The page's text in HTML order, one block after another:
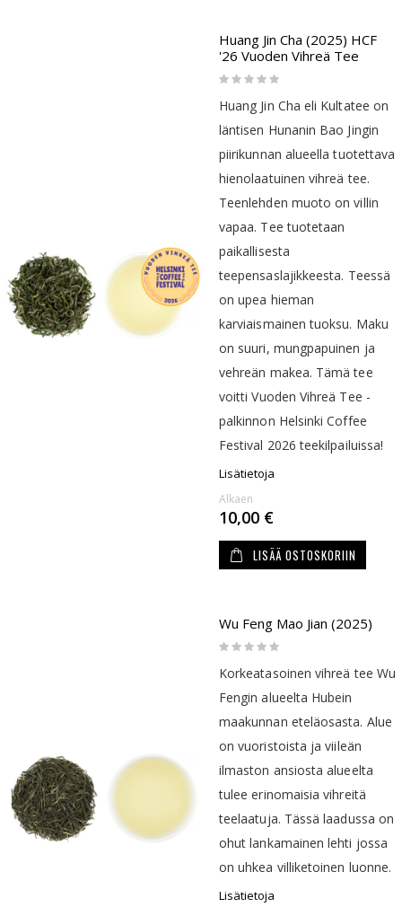
Huang Jin Cha (2025) HCF
'26 Vuoden Vihreä Tee
Rating:
0%
Huang Jin Cha eli Kultatee on
läntisen Hunanin Bao Jingin
piirikunnan alueella tuotettava
hienolaatuinen vihreä tee.
Teenlehden muoto on villin
vapaa. Tee tuotetaan
paikallisesta
teepensaslajikkeesta. Teessä
on upea hieman
karviaismainen tuoksu. Maku
on suuri, mungpapuinen ja
vehreän makea. Tämä tee
voitti Vuoden Vihreä Tee -
palkinnon Helsinki Coffee
Festival 2026 teekilpailuissa!
Lisätietoja
Alkaen
10,00 €
LISÄÄ OSTOSKORIIN
Wu Feng Mao Jian (2025)
Rating:
0%
Korkeatasoinen vihreä tee Wu
Fengin alueelta Hubein
maakunnan eteläosasta. Alue
on vuoristoista ja viileän
ilmaston ansiosta alueelta
tulee erinomaisia vihreitä
teelaatuja. Tässä laadussa on
ohut lankamainen lehti jossa
on uhkea villiketoinen luonne.
Lisätietoja